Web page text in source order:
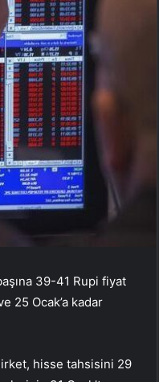
39-41 Rupi fiyat
25 Ocak’a kadar
hisse tahsisini 29